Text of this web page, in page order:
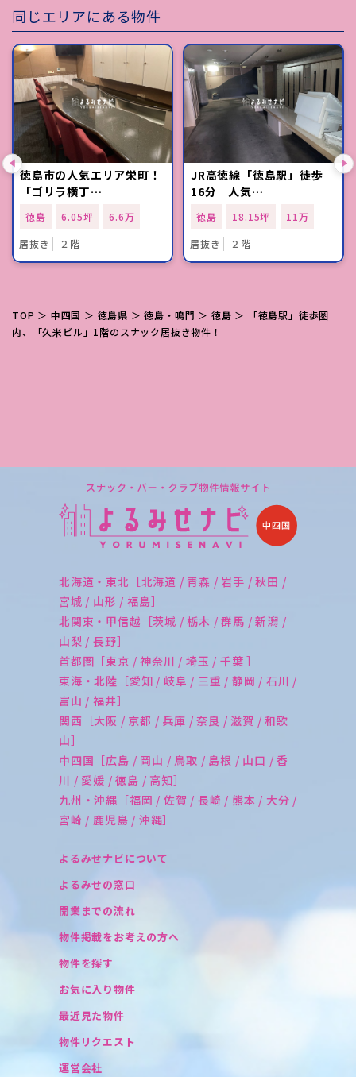
同じエリアにある物件
徳島市の人気エリア栄町！
「ゴリラ横丁…
徳島 6.05坪
6.6万
居抜き
２階
JR高徳線「徳島駅」徒歩
16分 人気…
徳島 18.15坪
11万
居抜き
２階
TOP ＞ 中四国 ＞ 徳島県 ＞徳島・鳴門 ＞ 徳島 ＞ 「徳島駅」徒歩圏
内、「久米ビル」1階のスナック居抜き物件！
北海道・東北［北海道 / 青森 / 岩手 / 秋田 /
宮城 / 山形 / 福島］
北関東・甲信越［茨城 / 栃木 / 群馬 / 新潟 /
山梨 / 長野］
首都圏［東京 / 神奈川 / 埼玉 / 千葉 ］
東海・北陸［愛知 / 岐阜 / 三重 / 静岡 / 石川 /
富山 / 福井］
関西［大阪 / 京都 / 兵庫 / 奈良 / 滋賀 / 和歌
山］
中四国［広島 / 岡山 / 鳥取 / 島根 / 山口 / 香
川 / 愛媛 / 徳島 / 高知］
九州・沖縄［福岡 / 佐賀 / 長崎 / 熊本 / 大分 /
宮崎 / 鹿児島 / 沖縄］
よるみせナビについて
よるみせの窓口
開業までの流れ
物件掲載をお考えの方へ
物件を探す
お気に入り物件
最近見た物件
物件リクエスト
運営会社